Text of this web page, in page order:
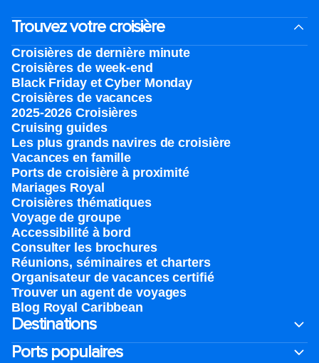
Trouvez votre croisière
Croisières de dernière minute
Croisières de week-end
Black Friday et Cyber Monday
Croisières de vacances
2025-2026 Croisières
Cruising guides
Les plus grands navires de croisière
Vacances en famille
Ports de croisière à proximité
Mariages Royal
Croisières thématiques
Voyage de groupe​
Accessibilité à bord​
Consulter les brochures
Réunions, séminaires et charters
Organisateur de vacances certifié
Trouver un agent de voyages
Blog Royal Caribbean
Destinations
Ports populaires